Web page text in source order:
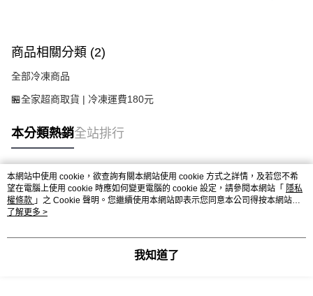
商品相關分類 (2)
全部冷凍商品
🏪全家超商取貨 | 冷凍運費180元
本分類熱銷全站排行
熱門標籤
本網站中使用 cookie，欲查詢有關本網站使用 cookie 方式之詳情，及若您不希
望在電腦上使用 cookie 時應如何變更電腦的 cookie 設定，請參閱本網站「 隱私
權條款 」之 Cookie 聲明。您繼續使用本網站即表示您同意本公司得按本網站使
用條款之 Cookie 聲明使用 cookie。
了解更多 >
我知道了